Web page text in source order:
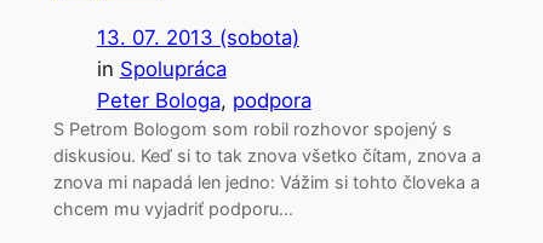
13. 07. 2013 (sobota)
in Spolupráca
Peter Bologa, podpora
S Petrom Bologom som robil rozhovor spojený s
diskusiou. Keď si to tak znova všetko čítam, znova a
znova mi napadá len jedno: Vážim si tohto človeka a
chcem mu vyjadriť podporu…